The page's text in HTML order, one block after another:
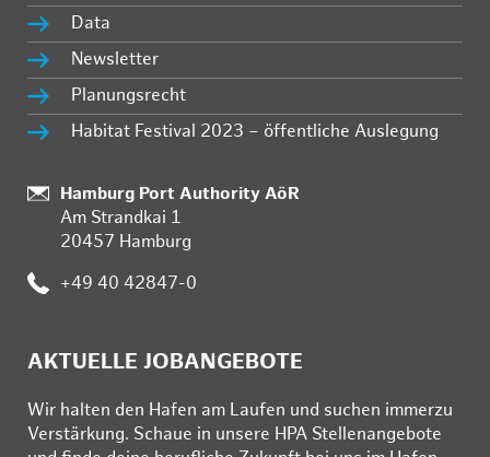
Data
Newsletter
Planungsrecht
Habitat Festival 2023 – öffentliche Auslegung
Standort:
Hamburg Port Authority AöR
Am Strandkai 1
20457 Hamburg
Telefon:
+49 40 42847-0
AKTUELLE JOBANGEBOTE
Wir hal­ten den Ha­fen am Lau­fen und su­chen im­mer­zu
Ver­stär­kung. Schau­e in un­se­re HPA Stel­len­an­ge­bo­te